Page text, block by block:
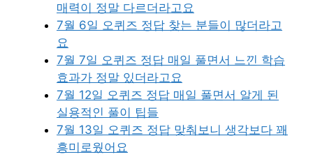
매력이 정말 다르더라고요
7월 6일 오퀴즈 정답 찾는 분들이 많더라고
요
7월 7일 오퀴즈 정답 매일 풀면서 느낀 학습
효과가 정말 있더라고요
7월 12일 오퀴즈 정답 매일 풀면서 알게 된
실용적인 풀이 팁들
7월 13일 오퀴즈 정답 맞춰보니 생각보다 꽤
흥미로웠어요